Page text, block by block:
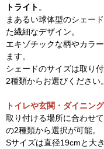
トライト 。
まあるい球体型のシェー
た繊細なデザイン。
エキゾチックな柄やカラ
ます。
シェードのサイズは取り
2種類からお選びください。
トイレや玄関・ダイニン
取り付ける場所に合わせ
の2種類から選択が可能。
Sサイズは直径19cmと大